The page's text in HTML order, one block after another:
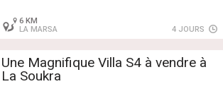
6 KM
LA MARSA
4 JOURS
Une Magnifique Villa S4 à vendre à
La Soukra